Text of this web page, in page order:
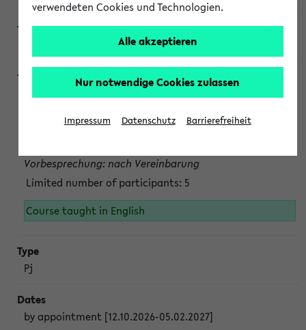
Wendisch, Peters-Wendisch, Stegelmann
Projektmodul "Bakterielle Biotechnologie"
Persönliche Anmeldung beim Veranstalter ist unbedingt
Vorbesprechung: nach Vereinbarung
Limited number of participants: 5
Course taught in English
Pj
by appointment [12.10.2026-05.02.2027]
verwendeten Cookies und Technologien.
Alle akzeptieren
Nur notwendige Cookies zulassen
Impressum Datenschutz Barrierefreiheit